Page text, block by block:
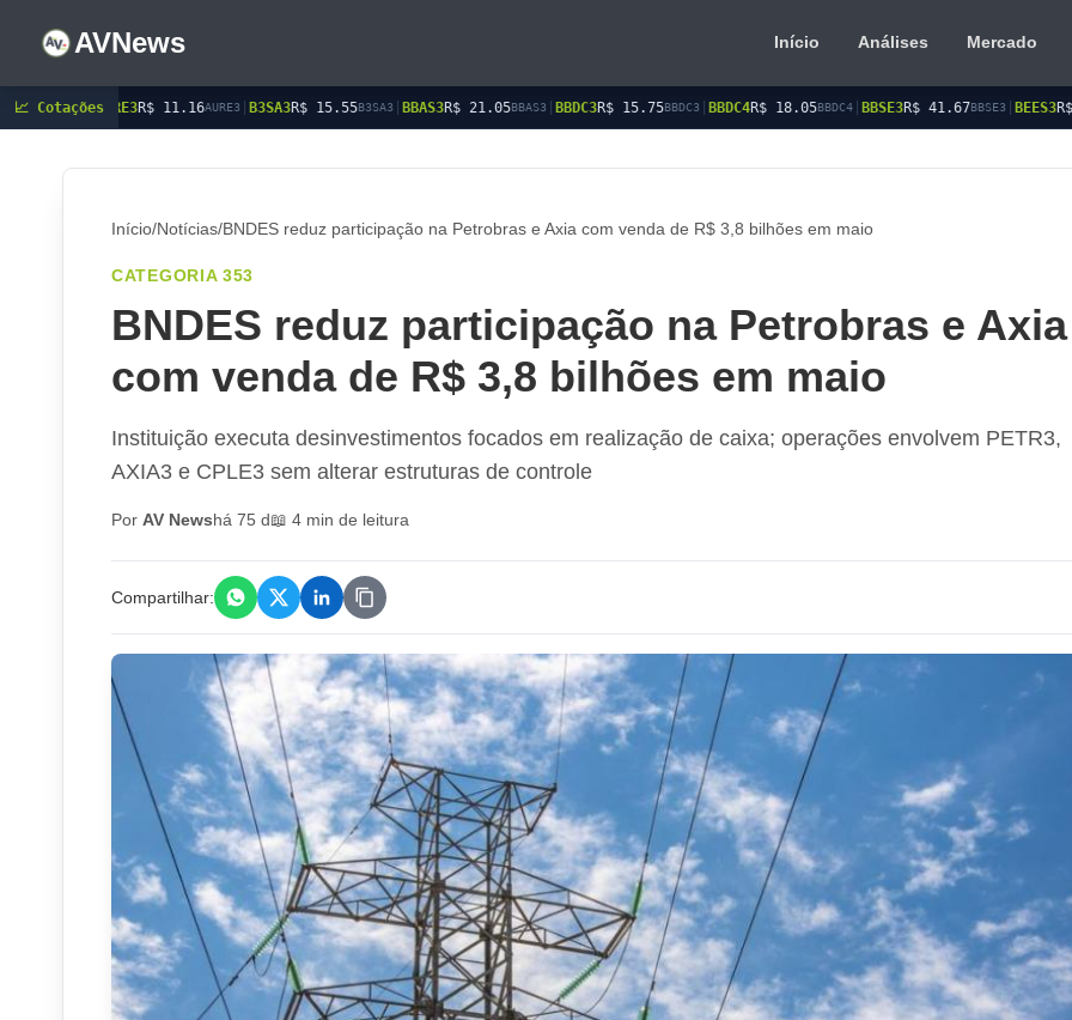
AVNews Início Análises Mercado
📈 Cotações
11.16AURE3| B3SA3R$ 15.55B3SA3 |BBAS3R$ 21.05BBAS3 |BBDC3R$ 15.75BBDC3 |BBDC4R$ 18.05BBDC4 |BBSE3R$ 41.67BBSE3 |BEES3R$ 8.94BEES3 |BEES4
Início/Notícias/BNDES reduz participação na Petrobras e Axia com venda de R$ 3,8 bilhões em maio
CATEGORIA 353
BNDES reduz participação na Petrobras e Axia
com venda de R$ 3,8 bilhões em maio
Instituição executa desinvestimentos focados em realização de caixa; operações envolvem PETR3,
AXIA3 e CPLE3 sem alterar estruturas de controle
Por AV Newshá 75 d📖 4 min de leitura
Compartilhar: